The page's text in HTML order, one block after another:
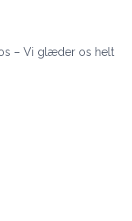
– Vi glæder os helt